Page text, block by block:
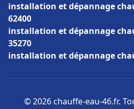
installation et dépannage
62400
installation et dépannage
35270
installation et dépannage
© 2026 chauffe-eau-46.fr.